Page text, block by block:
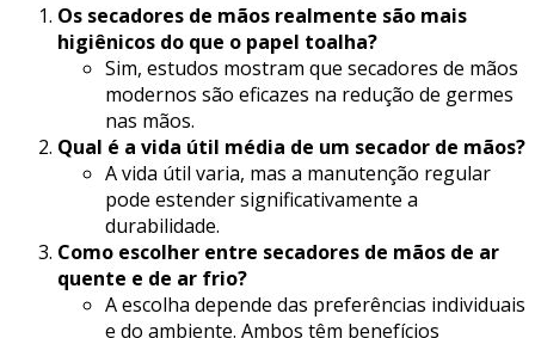
Os secadores de mãos realmente são mais
higiênicos do que o papel toalha?
Sim, estudos mostram que secadores de mãos
modernos são eficazes na redução de germes
nas mãos.
Qual é a vida útil média de um secador de mãos?
A vida útil varia, mas a manutenção regular
pode estender significativamente a
durabilidade.
Como escolher entre secadores de mãos de ar
quente e de ar frio?
A escolha depende das preferências individuais
e do ambiente. Ambos têm benefícios